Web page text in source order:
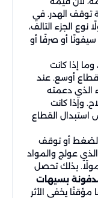
توقف الهدر. في
نوع الجزء التالف،
أو صرفًا أو
إذا كانت
أوسع. عند
الذي دعمته
وإذا كانت
استبدال القطاع
الضغط أو توقف
الذي عولج والمواد
بذلك تحصل
بسيهات
يخفي الأثر